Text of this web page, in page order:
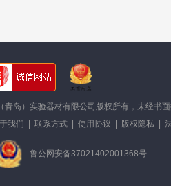
岛）实验器材有限公司版权所有，未经书
我们 联系方式| 使用协议 版权隐私|
鲁公网安备37021402001368号